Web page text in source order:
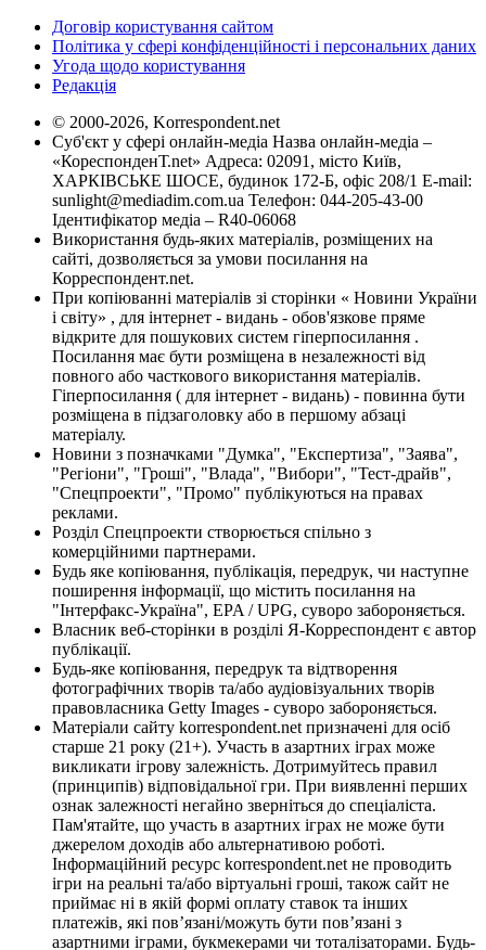
Договір користування сайтом
Політика у сфері конфіденційності і персональних даних
Угода щодо користування
Редакція
© 2000-2026, Korrespondent.net
Суб'єкт у сфері онлайн-медіа Назва онлайн-медіа –
«КореспонденТ.net» Адреса: 02091, місто Київ,
ХАРКІВСЬКЕ ШОСЕ, будинок 172-Б, офіс 208/1 E-mail:
sunlight@mediadim.com.ua Телефон: 044-205-43-00
Ідентифікатор медіа – R40-06068
Використання будь-яких матеріалів, розміщених на
сайті, дозволяється за умови посилання на
Корреспондент.net.
При копіюванні матеріалів зі сторінки « Новини України
і світу» , для інтернет - видань - обов'язкове пряме
відкрите для пошукових систем гіперпосилання .
Посилання має бути розміщена в незалежності від
повного або часткового використання матеріалів.
Гіперпосилання ( для інтернет - видань) - повинна бути
розміщена в підзаголовку або в першому абзаці
матеріалу.
Новини з позначками "Думка", "Експертиза", "Заява",
"Регіони", "Гроші", "Влада", "Вибори", "Тест-драйв",
"Спецпроекти", "Промо" публікуються на правах
реклами.
Розділ Спецпроекти створюється спільно з
комерційними партнерами.
Будь яке копіювання, публікація, передрук, чи наступне
поширення інформації, що містить посилання на
"Інтерфакс-Україна", EPA / UPG, суворо забороняється.
Власник веб-сторінки в розділі Я-Корреспондент є автор
публікації.
Будь-яке копіювання, передрук та відтворення
фотографічних творів та/або аудіовізуальних творів
правовласника Getty Images - суворо забороняється.
Матеріали сайту korrespondent.net призначені для осіб
старше 21 року (21+). Участь в азартних іграх може
викликати ігрову залежність. Дотримуйтесь правил
(принципів) відповідальної гри. При виявленні перших
ознак залежності негайно зверніться до спеціаліста.
Пам'ятайте, що участь в азартних іграх не може бути
джерелом доходів або альтернативою роботі.
Інформаційний ресурс korrespondent.net не проводить
ігри на реальні та/або віртуальні гроші, також сайт не
приймає ні в якій формі оплату ставок та інших
платежів, які пов’язані/можуть бути пов’язані з
азартними іграми, букмекерами чи тоталізаторами. Будь-